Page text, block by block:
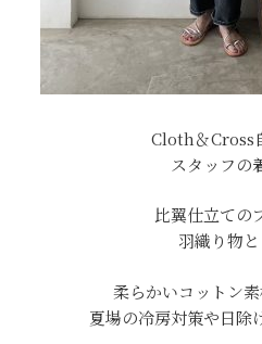
Cloth＆Cross
スタッフの
比翼仕立ての
羽織り物と
柔らかいコットン
夏場の冷房対策や日除